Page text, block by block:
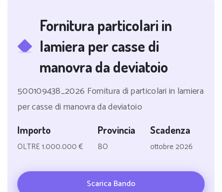
Fornitura particolari in
lamiera per casse di
manovra da deviatoio
500109438_2026 Fornitura di particolari in lamiera
per casse di manovra da deviatoio
Importo
OLTRE 1.000.000 €
Provincia
BO
Scadenza
ottobre 2026
Scarica Bando